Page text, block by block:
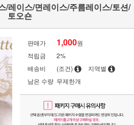
/레이스/면레이스/주름레이스/토션/
토오숀
판매가 1,000원
적립금
2%
배송비
(조건)
지역별
남은 수량 무제한개